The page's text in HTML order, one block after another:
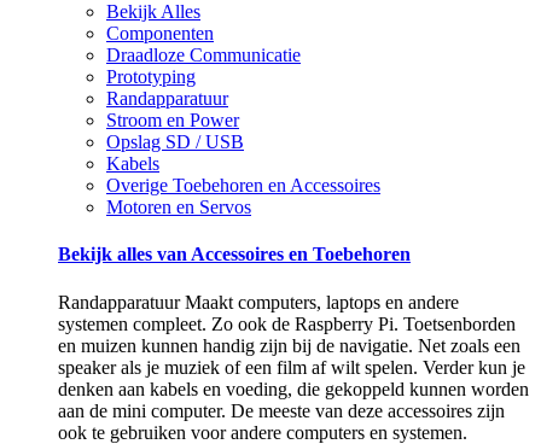
Bekijk Alles
Componenten
Draadloze Communicatie
Prototyping
Randapparatuur
Stroom en Power
Opslag SD / USB
Kabels
Overige Toebehoren en Accessoires
Motoren en Servos
Bekijk alles van Accessoires en Toebehoren
Randapparatuur Maakt computers, laptops en andere
systemen compleet. Zo ook de Raspberry Pi. Toetsenborden
en muizen kunnen handig zijn bij de navigatie. Net zoals een
speaker als je muziek of een film af wilt spelen. Verder kun je
denken aan kabels en voeding, die gekoppeld kunnen worden
aan de mini computer. De meeste van deze accessoires zijn
ook te gebruiken voor andere computers en systemen.